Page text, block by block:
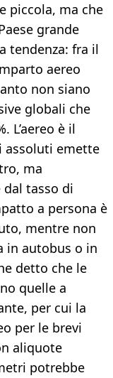
piccola, ma che
grande
tendenza: fra il
aereo
non siano
globali che
L’aereo è il
assoluti emette
ma
dal tasso di
a persona è
mentre non
in autobus o in
detto che le
quelle a
per cui la
per le brevi
aliquote
potrebbe